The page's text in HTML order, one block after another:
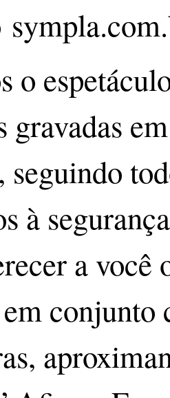
o
gravadas
seguindo
à
a você
conjunto